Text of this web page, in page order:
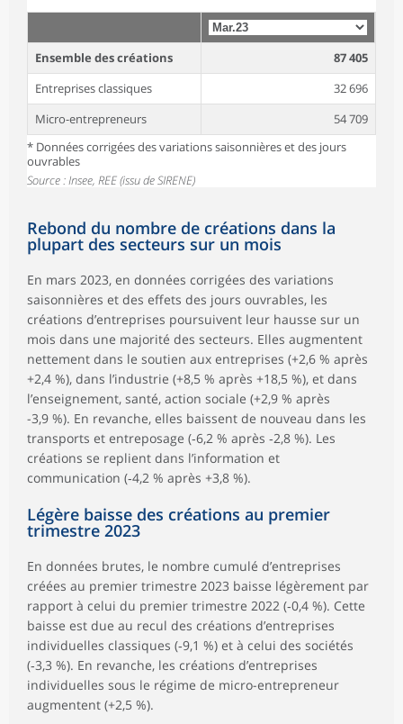
Ensemble des créations
87 405
Entreprises classiques
32 696
Micro-entrepreneurs
54 709
* Données corrigées des variations saisonnières et des jours
ouvrables
Source : Insee, REE (issu de SIRENE)
Rebond du nombre de créations dans la
plupart des secteurs sur un mois
En mars 2023, en données corrigées des variations
saisonnières et des effets des jours ouvrables, les
créations d’entreprises poursuivent leur hausse sur un
mois dans une majorité des secteurs. Elles augmentent
nettement dans le soutien aux entreprises (+2,6 % après
+2,4 %), dans l’industrie (+8,5 % après +18,5 %), et dans
l’enseignement, santé, action sociale (+2,9 % après
-3,9 %). En revanche, elles baissent de nouveau dans les
transports et entreposage (‑6,2 % après ‑2,8 %). Les
créations se replient dans l’information et
communication (‑4,2 % après +3,8 %).
Légère baisse des créations au premier
trimestre 2023
En données brutes, le nombre cumulé d’entreprises
créées au premier trimestre 2023 baisse légèrement par
rapport à celui du premier trimestre 2022 (‑0,4 %). Cette
baisse est due au recul des créations d’entreprises
individuelles classiques (‑9,1 %) et à celui des sociétés
(‑3,3 %). En revanche, les créations d’entreprises
individuelles sous le régime de micro-entrepreneur
augmentent (+2,5 %).